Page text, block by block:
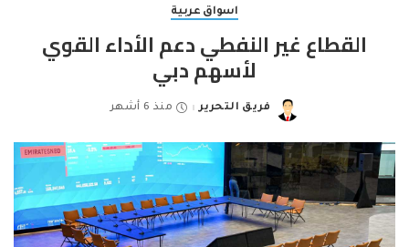
اسواق عربية
القطاع غير النفطي دعم الأداء القوي
لأسهم دبي
Posted
فريق التحرير منذ 6 أشهر